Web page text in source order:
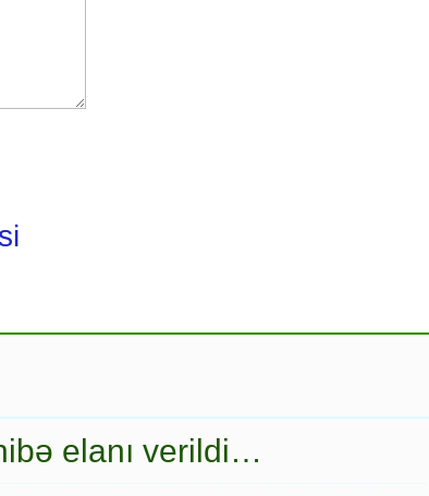
elanı verildi…